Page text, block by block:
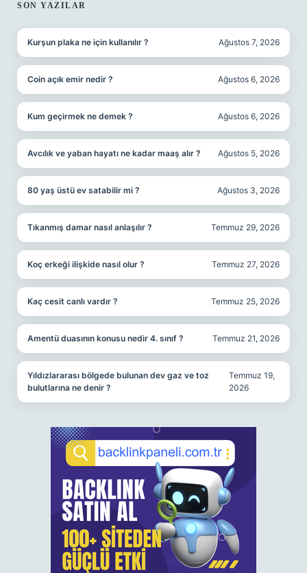
SIDEBAR
SON YAZILAR
Kurşun plaka ne için kullanılır ? Ağustos 7, 2026
Coin açık emir nedir ? Ağustos 6, 2026
Kum geçirmek ne demek ? Ağustos 6, 2026
Avcılık ve yaban hayatı ne kadar maaş alır ? Ağustos 5, 2026
80 yaş üstü ev satabilir mi ? Ağustos 3, 2026
Tıkanmış damar nasıl anlaşılır ? Temmuz 29, 2026
Koç erkeği ilişkide nasıl olur ? Temmuz 27, 2026
Kaç cesit canlı vardır ? Temmuz 25, 2026
Amentü duasının konusu nedir 4. sınıf ? Temmuz 21, 2026
Yıldızlararası bölgede bulunan dev gaz ve toz
bulutlarına ne denir ?
Temmuz 19,
2026